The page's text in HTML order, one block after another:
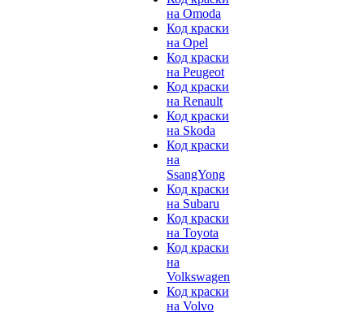
на Omoda
Код краски
на Opel
Код краски
на Peugeot
Код краски
на Renault
Код краски
на Skoda
Код краски
на
SsangYong
Код краски
на Subaru
Код краски
на Toyota
Код краски
на
Volkswagen
Код краски
на Volvo